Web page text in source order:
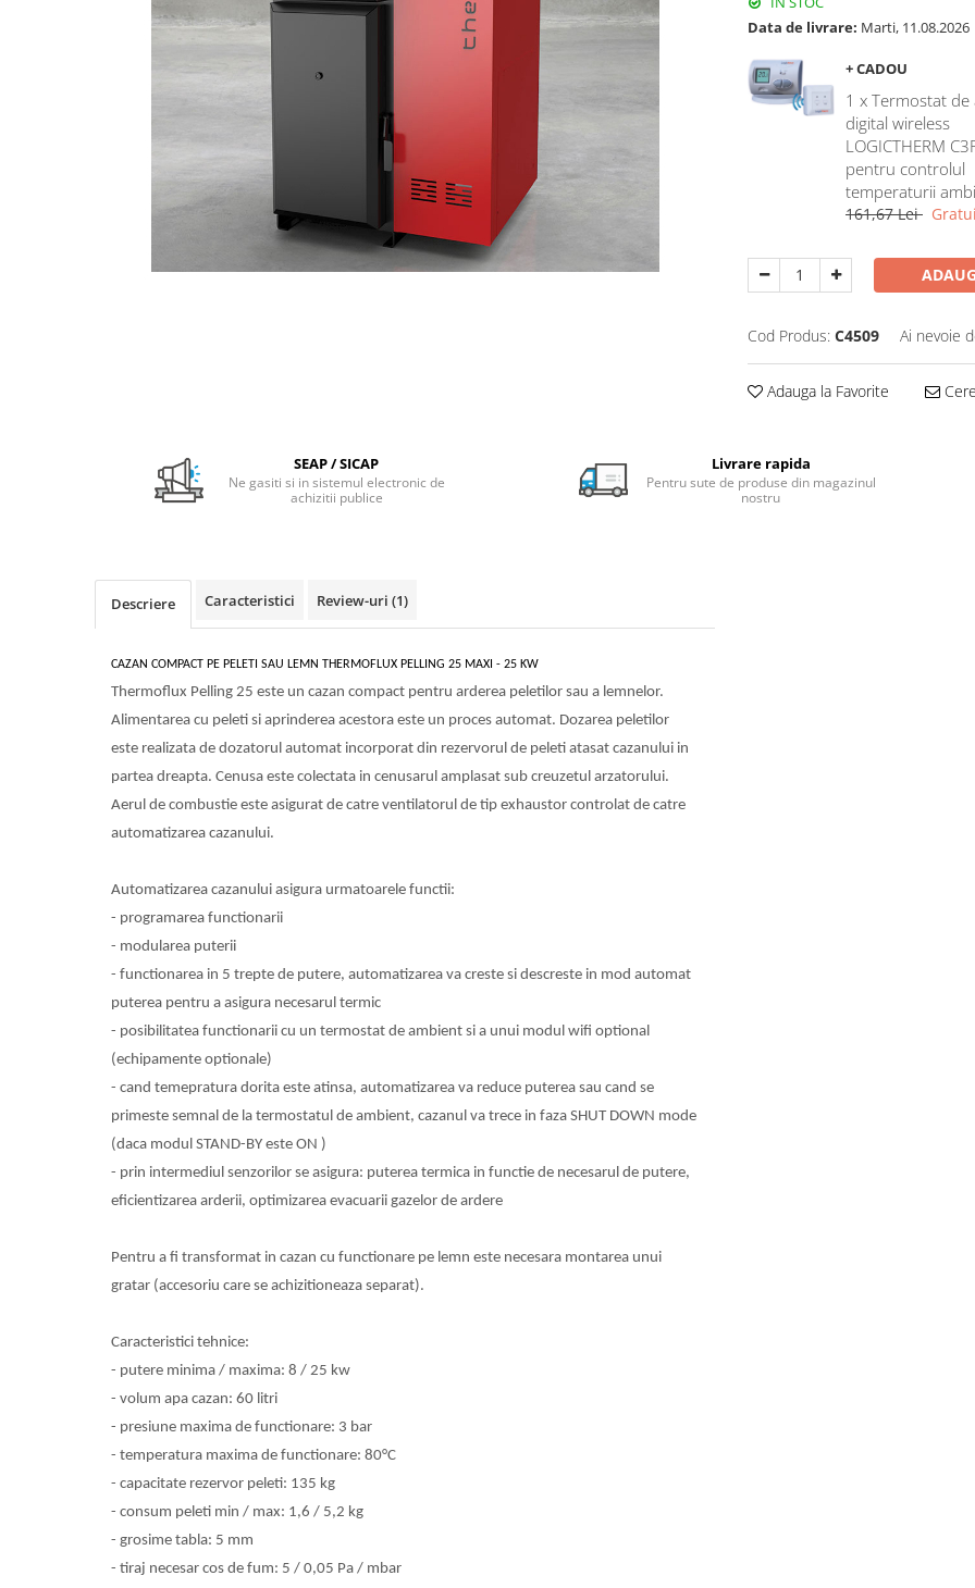
Pachet Centrale Termice
Cazane, Centrale si Termoseminee
Centrale termice electrice
Convectoare pe gaz si convectoare
Radiatoare/Calorifere Copa
Radiatoare/Calorifere Brise
Radiatoare de baie Portprosop
Radiatoare de Baie din otel - Drept
- Profil Rotund
RADIATOARE DE BAIE DIN OTEL
Radiatoare din aluminiu Vox Extra
Radiatoare aluminiu OSCAR
Radiatoare CONDOR
Accesorii radiatoare
Calorifere decorative
Boilere si Puffere
Boilere electrice
Boilere termoelectrice
Accesorii Boilere Tesy
Puffere/Stocatoare de caldura
Puffer 2 serpentine
Dezumidificatoare
Aparate de Aer conditionat 9000
Aparate de Aer conditionat 12000
Aparate de Aer conditionat 18000
Data de livrare: Marti, 11.08.2026
+ CADOU
1 x Termostat
digital wireless
LOGICTHERM
pentru controlul
temperaturii
161,67 Lei
Cod Produs: C4509 Ai nevoie
Adauga la Favorite
SEAP / SICAP
Ne gasiti si in sistemul electronic de
achizitii publice
Livrare rapida
Pentru sute de produse din magazinul
nostru
Descriere Caracteristici Review-uri (1)
CAZAN COMPACT PE PELETI SAU LEMN THERMOFLUX PELLING 25 MAXI - 25 KW
Thermoflux Pelling 25 este un cazan compact pentru arderea peletilor sau a lemnelor.
Alimentarea cu peleti si aprinderea acestora este un proces automat. Dozarea peletilor
este realizata de dozatorul automat incorporat din rezervorul de peleti atasat cazanului in
partea dreapta. Cenusa este colectata in cenusarul amplasat sub creuzetul arzatorului.
Aerul de combustie este asigurat de catre ventilatorul de tip exhaustor controlat de catre
automatizarea cazanului.
Automatizarea cazanului asigura urmatoarele functii:
- programarea functionarii
- modularea puterii
- functionarea in 5 trepte de putere, automatizarea va creste si descreste in mod automat
puterea pentru a asigura necesarul termic
- posibilitatea functionarii cu un termostat de ambient si a unui modul wifi optional
(echipamente optionale)
- cand temepratura dorita este atinsa, automatizarea va reduce puterea sau cand se
primeste semnal de la termostatul de ambient, cazanul va trece in faza SHUT DOWN mode
(daca modul STAND-BY este ON )
- prin intermediul senzorilor se asigura: puterea termica in functie de necesarul de putere,
eficientizarea arderii, optimizarea evacuarii gazelor de ardere
Pentru a fi transformat in cazan cu functionare pe lemn este necesara montarea unui
gratar (accesoriu care se achizitioneaza separat).
Caracteristici tehnice:
- putere minima / maxima: 8 / 25 kw
- volum apa cazan: 60 litri
- presiune maxima de functionare: 3 bar
- temperatura maxima de functionare: 80°C
- capacitate rezervor peleti: 135 kg
- consum peleti min / max: 1,6 / 5,2 kg
- grosime tabla: 5 mm
- tiraj necesar cos de fum: 5 / 0,05 Pa / mbar